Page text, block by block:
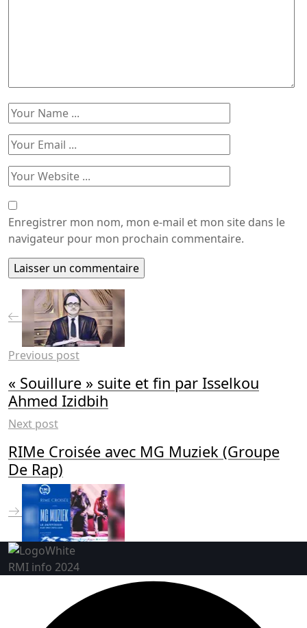
Enregistrer mon nom, mon e-mail et mon site dans le
navigateur pour mon prochain commentaire.
Previous post
« Souillure » suite et fin par Isselkou
Ahmed Izidbih
Next post
RIMe Croisée avec MG Muziek (Groupe
De Rap)
RMI info 2024